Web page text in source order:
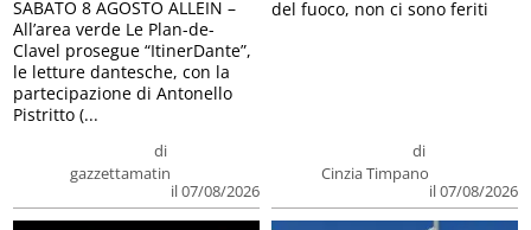
di
gazzettamatin
il 07/08/2026
SABATO 8 AGOSTO ALLEIN –
All’area verde Le Plan-de-
Clavel prosegue “ItinerDante”,
le letture dantesche, con la
partecipazione di Antonello
Pistritto (...
di
Cinzia Timpano
il 07/08/2026
del fuoco, non ci sono feriti